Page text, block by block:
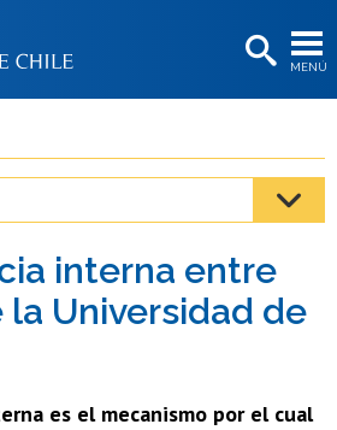
MENÚ
BIBLIOTECAS
Estudiantes
Académicas/os
Funcionarias/os
interna entre
la Universidad de
es el mecanismo por el cual